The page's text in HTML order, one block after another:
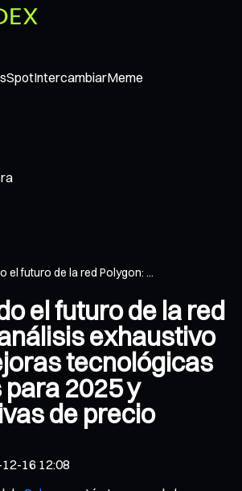
SpotIntercambiarMeme
el futuro de la red Polygon: ...
el futuro de la red
exhaustivo
tecnológicas
2025 y
de precio
16 12:08